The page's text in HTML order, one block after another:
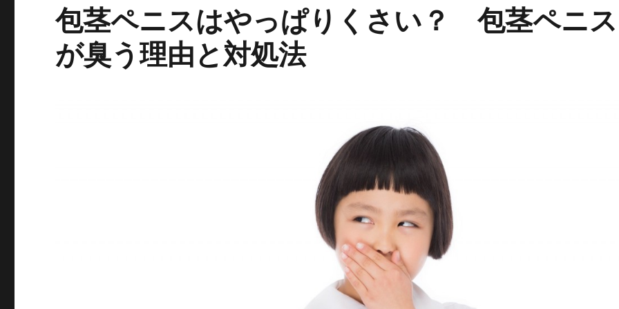
包茎ペニスはやっぱりくさい？ 包茎ペニス
が臭う理由と対処法